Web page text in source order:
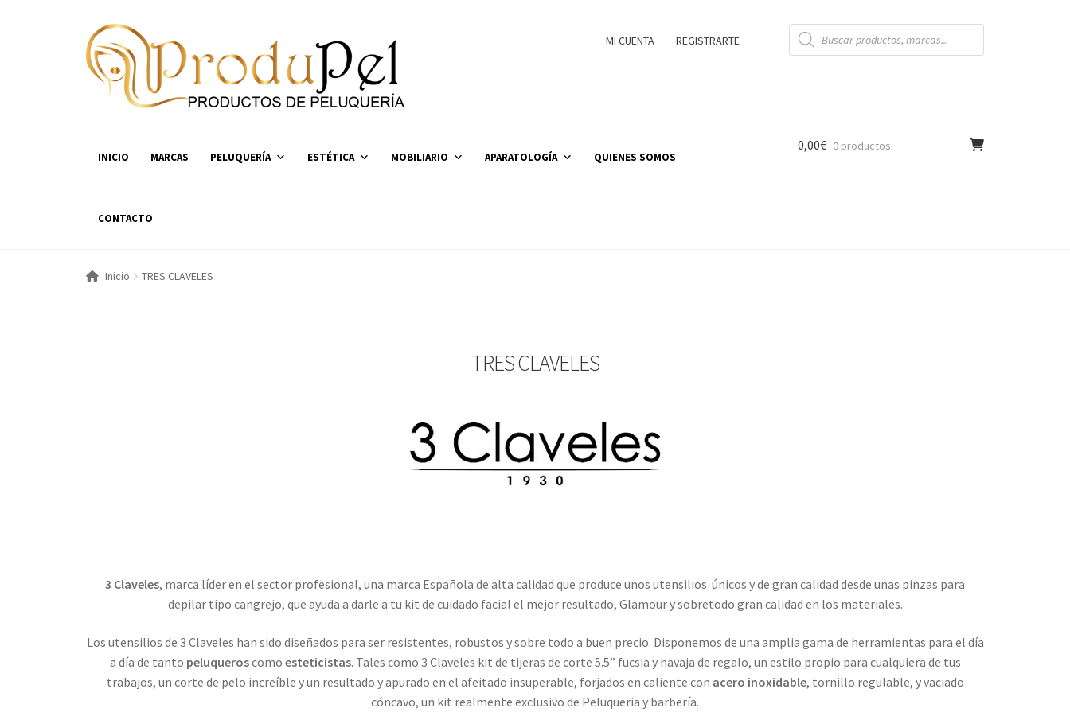
Ir
a
la
navegación
Ir
al
contenido
MI CUENTA REGISTRARTE
Búsqueda
de
productos
INICIO MARCAS PELUQUERÍA ESTÉTICA MOBILIARIO APARATOLOGÍA QUIENES SOMOS
CONTACTO
0,00€ 0 productos
Inicio TRES CLAVELES
TRES CLAVELES
3 Claveles, marca líder en el sector profesional, una marca Española de alta calidad que produce unos utensilios únicos y de gran calidad desde unas pinzas para
depilar tipo cangrejo, que ayuda a darle a tu kit de cuidado facial el mejor resultado, Glamour y sobretodo gran calidad en los materiales.
Los utensilios de 3 Claveles han sido diseñados para ser resistentes, robustos y sobre todo a buen precio. Disponemos de una amplia gama de herramientas para el día
a día de tanto peluqueroscomo esteticistas. Tales como 3 Claveles kit de tijeras de corte 5.5” fucsia y navaja de regalo, un estilo propio para cualquiera de tus
trabajos, un corte de pelo increíble y un resultado y apurado en el afeitado insuperable, forjados en caliente con acero inoxidable, tornillo regulable, y vaciado
cóncavo, un kit realmente exclusivo de Peluqueria y barbería.